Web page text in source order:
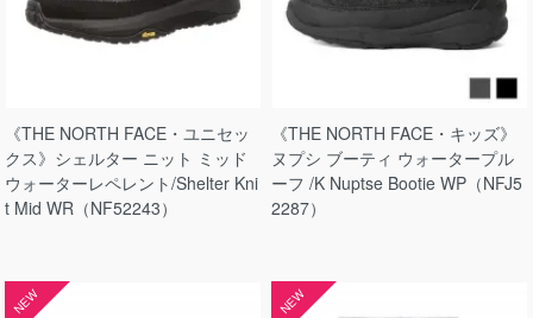
《THE NORTH FACE・ユニセッ
クス》シェルター ニット ミッド
ウォーターレペレント/Shelter Kni
t Mid WR（NF52243）
《THE NORTH FACE・キッズ》
ヌプシ ブーティ ウォータープル
ーフ /K Nuptse Bootie WP（NFJ5
2287）
NEW NEW